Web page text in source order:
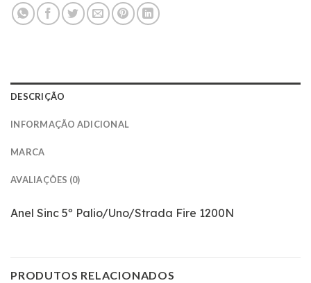
DESCRIÇÃO
INFORMAÇÃO ADICIONAL
MARCA
AVALIAÇÕES (0)
Anel Sinc 5º Palio/Uno/Strada Fire 1200N
PRODUTOS RELACIONADOS